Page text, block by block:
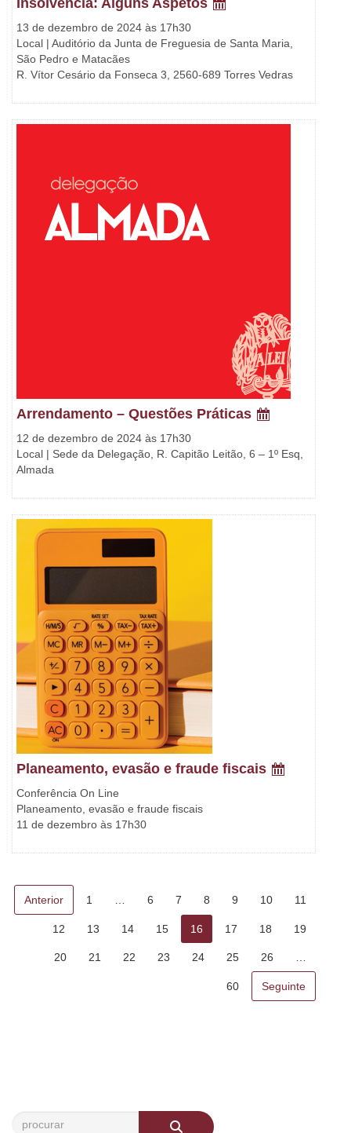
13 de dezembro de 2024 às 17h30
Local | Auditório da Junta de Freguesia de Santa Maria,
São Pedro e Matacães
R. Vítor Cesário da Fonseca 3, 2560-689 Torres Vedras
Arrendamento – Questões Práticas
12 de dezembro de 2024 às 17h30
Local | Sede da Delegação, R. Capitão Leitão, 6 – 1º Esq,
Almada
Planeamento, evasão e fraude fiscais
Conferência On Line
Planeamento, evasão e fraude fiscais
11 de dezembro às 17h30
Anterior 1 6 7 8 9 10 11
12 13 14 15 16 17 18 19
20 21 22 23 24 25 26
60 Seguinte